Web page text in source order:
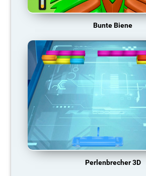
Bunte Biene
Perlenbrecher 3D